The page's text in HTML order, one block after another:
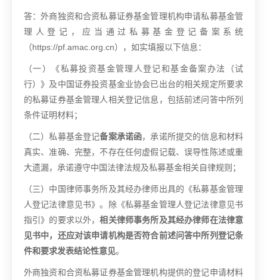
答：外商独资和合资私募证券基金管理机构申请私募基金管
理人登记，应当通过私募基金登记备案系统
（https://pf.amac.org.cn），如实填报以下信息：
（一）《私募投资基金管理人登记和基金备案办法（试
行）》及中国证券投资基金业协会已出台的相关规定所要求
的私募证券基金管理人相关登记信息，包括前述问答中所列
条件证明材料；
（二）私募基金登记备案承诺函，承诺所提交的信息和材料
真实、准确、完整，不存在任何虚假记载、误导性陈述或重
大遗漏，承诺遵守中国法律法规及私募基金相关自律规则；
（三）中国律师事务所及其经办律师出具的《私募基金管理
人登记法律意见书》。除《私募基金管理人登记法律意见书
指引》的要求以外，相关律师事务所及其经办律师在法律意
见书中，还应对该申请机构是否符合前述问答中所列登记条
件和要求发表结论性意见。
外商独资和合资私募证券基金管理机构提供的登记申请材料